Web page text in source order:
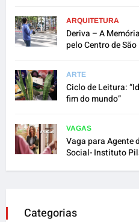
ARQUITETURA
Deriva – A
pelo Centro de
ARTE
Ciclo de Leitura:
fim do mundo”
VAGAS
Vaga para Agente
Social- Instituto
Categorias